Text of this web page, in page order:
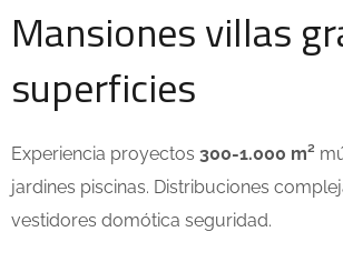
Mansiones villas
superficies
Experiencia proyectos 300-1.000 m²
jardines piscinas. Distribuciones
vestidores domótica seguridad.